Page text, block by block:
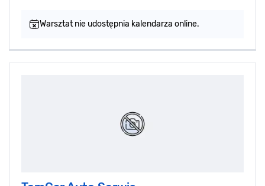
Warsztat nie udostępnia kalendarza online.